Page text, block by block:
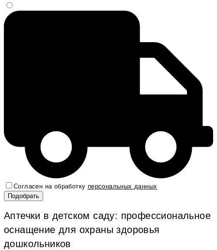
Согласен на обработку персональных данных
Аптечки в детском саду: профессиональное
оснащение для охраны здоровья
дошкольников